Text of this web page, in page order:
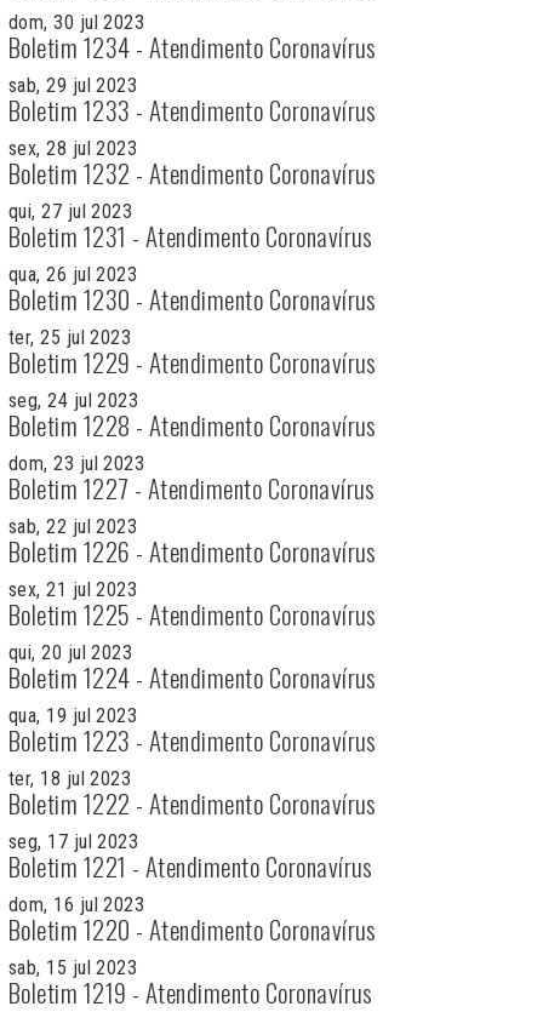
dom, 30 jul 2023
Boletim 1234 - Atendimento Coronavírus
sab, 29 jul 2023
Boletim 1233 - Atendimento Coronavírus
sex, 28 jul 2023
Boletim 1232 - Atendimento Coronavírus
qui, 27 jul 2023
Boletim 1231 - Atendimento Coronavírus
qua, 26 jul 2023
Boletim 1230 - Atendimento Coronavírus
ter, 25 jul 2023
Boletim 1229 - Atendimento Coronavírus
seg, 24 jul 2023
Boletim 1228 - Atendimento Coronavírus
dom, 23 jul 2023
Boletim 1227 - Atendimento Coronavírus
sab, 22 jul 2023
Boletim 1226 - Atendimento Coronavírus
sex, 21 jul 2023
Boletim 1225 - Atendimento Coronavírus
qui, 20 jul 2023
Boletim 1224 - Atendimento Coronavírus
qua, 19 jul 2023
Boletim 1223 - Atendimento Coronavírus
ter, 18 jul 2023
Boletim 1222 - Atendimento Coronavírus
seg, 17 jul 2023
Boletim 1221 - Atendimento Coronavírus
dom, 16 jul 2023
Boletim 1220 - Atendimento Coronavírus
sab, 15 jul 2023
Boletim 1219 - Atendimento Coronavírus